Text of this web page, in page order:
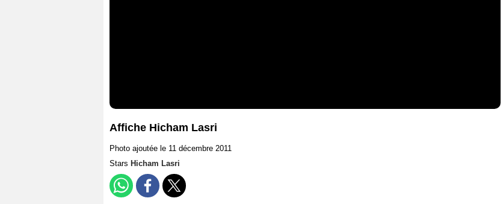
Affiche Hicham Lasri
Photo ajoutée le 11 décembre 2011
Stars Hicham Lasri